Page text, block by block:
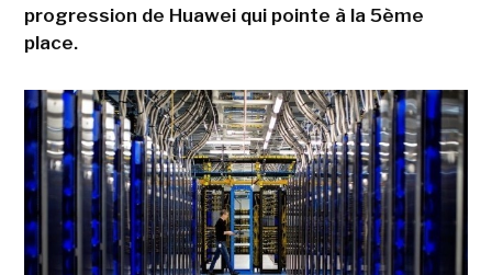
progression de Huawei qui pointe à la 5ème
place.